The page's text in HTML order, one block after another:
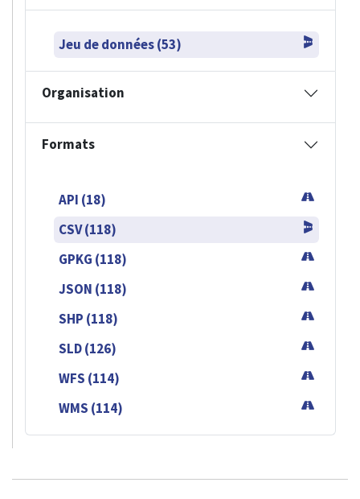
Jeu de données (53)
Organisation
Formats
API (18)
CSV (118)
GPKG (118)
JSON (118)
SHP (118)
SLD (126)
WFS (114)
WMS (114)